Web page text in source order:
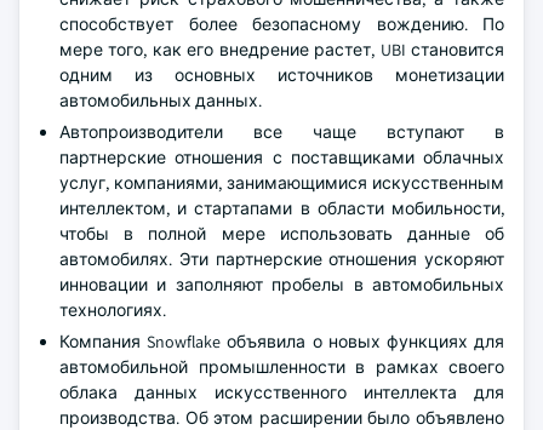
способствует более безопасному вождению. По
мере того, как его внедрение растет, UBI становится
одним из основных источников монетизации
автомобильных данных.
Автопроизводители все чаще вступают в
партнерские отношения с поставщиками облачных
услуг, компаниями, занимающимися искусственным
интеллектом, и стартапами в области мобильности,
чтобы в полной мере использовать данные об
автомобилях. Эти партнерские отношения ускоряют
инновации и заполняют пробелы в автомобильных
технологиях.
Компания Snowflake объявила о новых функциях для
автомобильной промышленности в рамках своего
облака данных искусственного интеллекта для
производства. Об этом расширении было объявлено